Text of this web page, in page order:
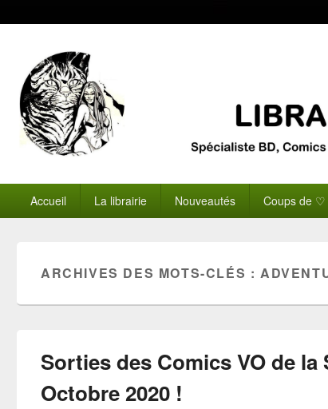
principalAccueil La librairie Nouveautés Coups de ♡
ARCHIVES DES MOTS-CLÉS :
Sorties des Comics VO de la
Octobre 2020 !